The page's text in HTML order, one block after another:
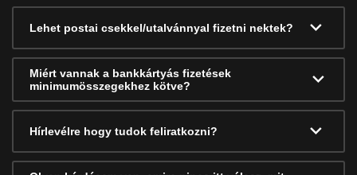
Lehet postai csekkel/utalvánnyal fizetni nektek?
Miért vannak a bankkártyás fizetések
minimumösszegekhez kötve?
Hírlevélre hogy tudok feliratkozni?